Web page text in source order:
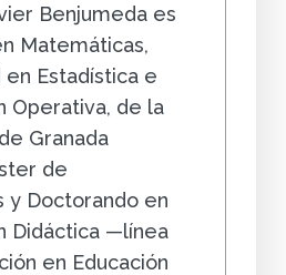
Benjumeda es
Matemáticas,
Estadística e
Operativa, de la
Granada
de
y Doctorando en
Didáctica —línea
en Educación